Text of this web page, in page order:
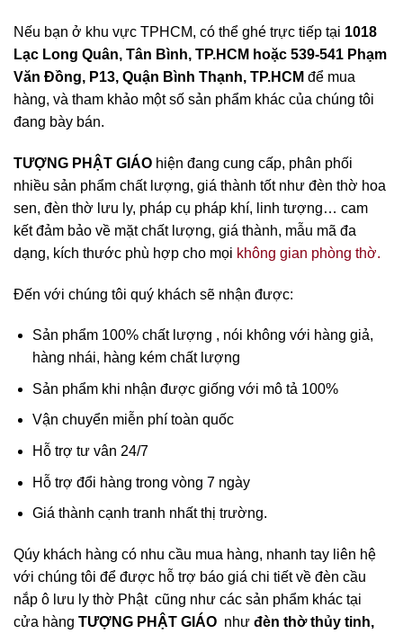
Nếu bạn ở khu vực TPHCM, có thể ghé trực tiếp tại 1018
Lạc Long Quân, Tân Bình, TP.HCM hoặc 539-541 Phạm
Văn Đồng, P13, Quận Bình Thạnh, TP.HCM để mua
hàng, và tham khảo một số sản phẩm khác của chúng tôi
đang bày bán.
TƯỢNG PHẬT GIÁO hiện đang cung cấp, phân phối
nhiều sản phẩm chất lượng, giá thành tốt như đèn thờ hoa
sen, đèn thờ lưu ly, pháp cụ pháp khí, linh tượng… cam
kết đảm bảo về mặt chất lượng, giá thành, mẫu mã đa
dạng, kích thước phù hợp cho mọi không gian phòng thờ.
Đến với chúng tôi quý khách sẽ nhận được:
Sản phẩm 100% chất lượng , nói không với hàng giả,
hàng nhái, hàng kém chất lượng
Sản phẩm khi nhận được giống với mô tả 100%
Vận chuyển miễn phí toàn quốc
Hỗ trợ tư vân 24/7
Hỗ trợ đổi hàng trong vòng 7 ngày
Giá thành cạnh tranh nhất thị trường.
Qúy khách hàng có nhu cầu mua hàng, nhanh tay liên hệ
với chúng tôi để được hỗ trợ báo giá chi tiết về đèn cầu
nắp ô lưu ly thờ Phật cũng như các sản phẩm khác tại
cửa hàng TƯỢNG PHẬT GIÁO như đèn thờ thủy tinh,